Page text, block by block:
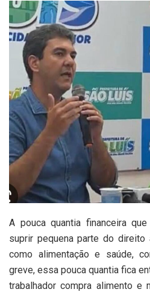
A pouca quantia financeira
suprir pequena parte do
como alimentação e saúde,
greve, essa pouca quantia fica
trabalhador compra alimento e